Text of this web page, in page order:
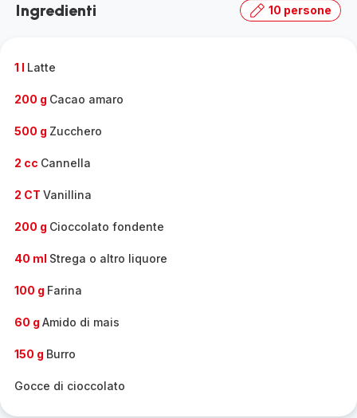
Ingredienti 10 persone
1 l Latte
200 g Cacao amaro
500 g Zucchero
2 cc Cannella
2 CT Vanillina
200 g Cioccolato fondente
40 ml Strega o altro liquore
100 g Farina
60 g Amido di mais
150 g Burro
Gocce di cioccolato